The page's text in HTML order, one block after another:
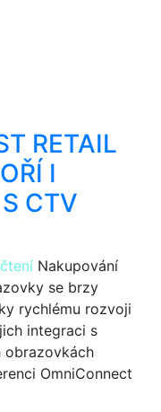
RETAIL
I
CTV
Nakupování
se brzy
rychlému rozvoji
integraci s
obrazovkách
OmniConnect